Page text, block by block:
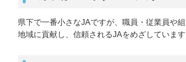
県下で一番小さなJAですが、職員・従業員や
地域に貢献し、信頼されるJAをめざしています